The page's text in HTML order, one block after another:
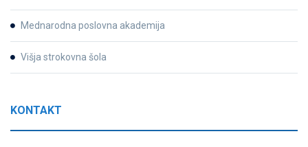
Mednarodna poslovna akademija
Višja strokovna šola
KONTAKT